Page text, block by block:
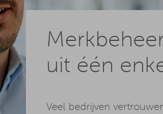
uit één
Veel bedrijven